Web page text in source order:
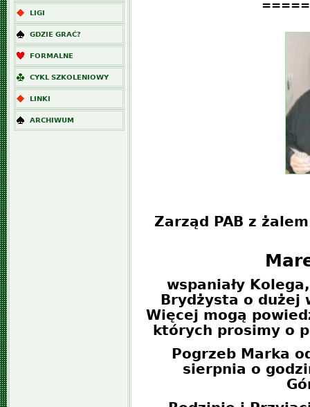
Zarząd PAB z
wspaniały
Brydżysta o
Więcej mogą
których prosimy o
Pogrzeb Marka
sierpnia o
LIGI
GDZIE GRAĆ?
FORMALNE
CYKL SZKOLENIOWY
LINKI
ARCHIWUM